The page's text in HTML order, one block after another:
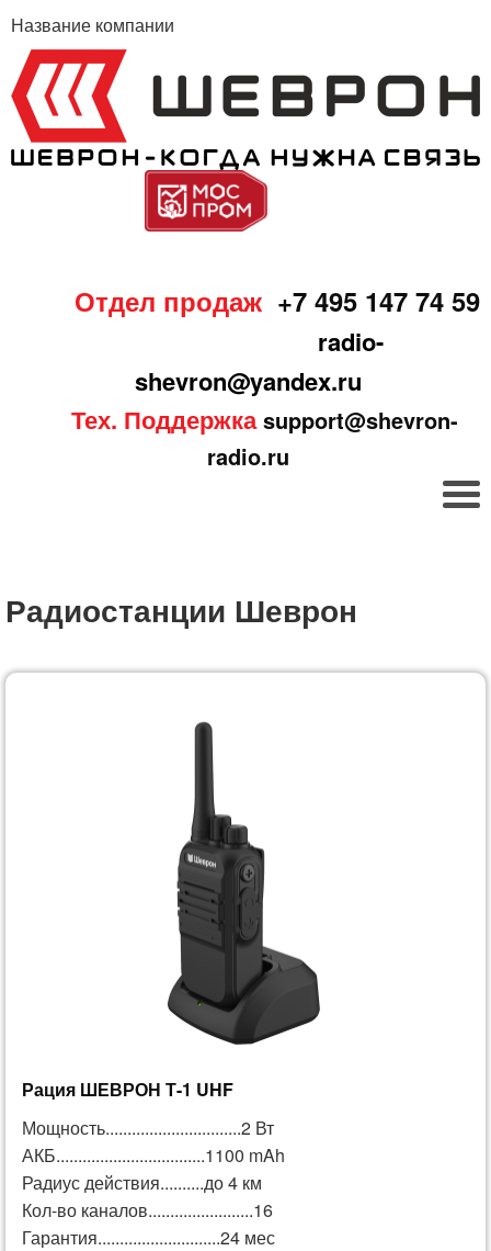
Название компании
Отдел продаж +7 495 147 74 59
radio-
shevron@yandex.ru
Тех. Поддержка support@shevron-
radio.ru
Радиостанции Шеврон
Рация ШЕВРОН Т-1 UHF
Мощность...............................2 Вт
АКБ..................................1100 mAh
Радиус действия..........до 4 км
Кол-во каналов........................16
Гарантия............................24 мес